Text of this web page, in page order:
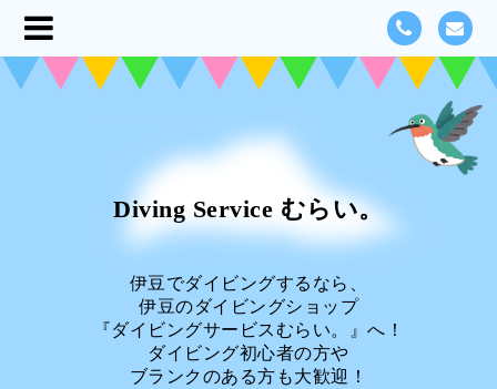
Diving Service むらい。
伊豆でダイビングするなら、
伊豆のダイビングショップ
『ダイビングサービスむらい。』へ！
ダイビング初心者の方や
ブランクのある方も大歓迎！